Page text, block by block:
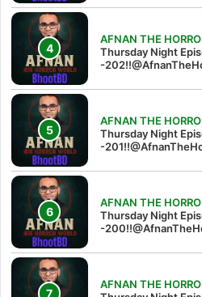
AFNAN THE
Thursday Night
-
AFNAN THE
Thursday Night
-
AFNAN THE
Thursday Night
-
AFNAN THE